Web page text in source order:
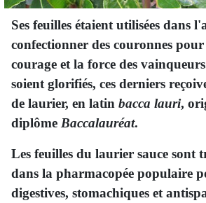
Ses feuilles étaient utilisées dans
confectionner des couronnes
courage et la force des
soient glorifiés, ces derniers
de laurier, en latin bacca lauri,
diplôme Baccalauréat.
Les feuilles du laurier sauce sont
dans la pharmacopée populaire
digestives, stomachiques et